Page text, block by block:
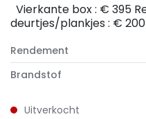
Vierkante box : € 395
deurtjes/plankjes : € 200
Rendement
Brandstof
Uitverkocht